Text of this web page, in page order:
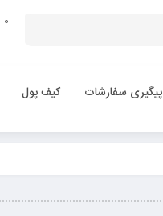
0
پیگیری سفارشات کیف پول